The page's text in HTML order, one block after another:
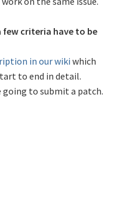
criteria have to be
in our wikiwhich
to end in detail.
going to submit a patch.